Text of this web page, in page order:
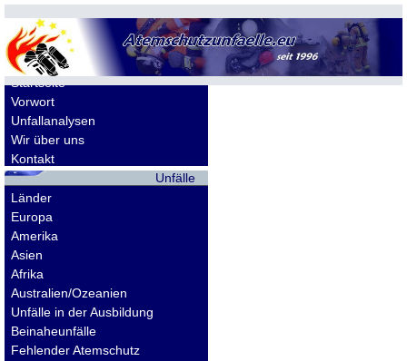
Allgemeines
Startseite
Vorwort
Unfallanalysen
Wir über uns
Kontakt
Unfälle
Länder
Europa
Amerika
Asien
Afrika
Australien/Ozeanien
Unfälle in der Ausbildung
Beinaheunfälle
Fehlender Atemschutz